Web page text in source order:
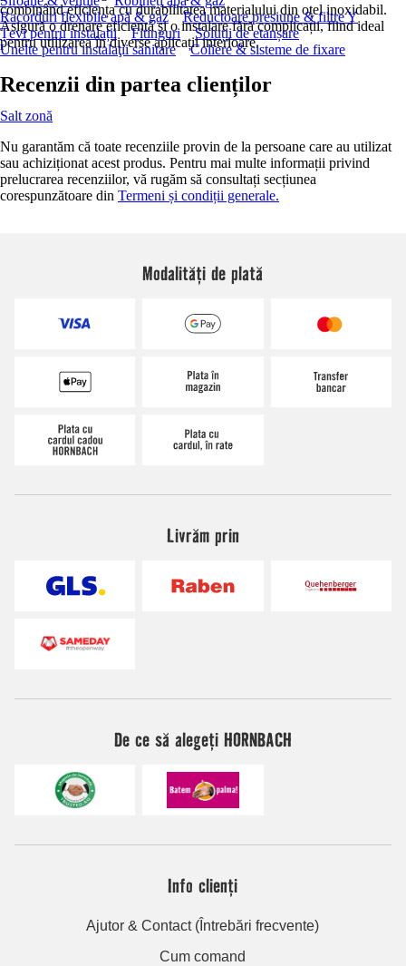
combinând eficiența cu durabilitatea materialului din oțel inoxidabil.
Asigură o drenare eficientă și o instalare fără complicații, fiind ideal
pentru utilizarea în diverse aplicații interioare.
Racorduri flexibile apă & gaz
Reductoare presiune & filtre Y
Țevi pentru instalații
Fitinguri
Soluții de etanșare
Unelte pentru instalaţii sanitare
Coliere & sisteme de fixare
Recenzii din partea clienților
Salt zonă
Nu garantăm că toate recenziile provin de la persoane care au utilizat
sau achiziționat acest produs. Pentru mai multe informații privind
prelucrarea recenziilor, vă rugăm să consultați secțiunea
corespunzătoare din Termeni și condiții generale.
Modalități de plată
Livrăm prin
De ce să alegeți HORNBACH
Info clienți
Ajutor & Contact (Întrebări frecvente)
Cum comand